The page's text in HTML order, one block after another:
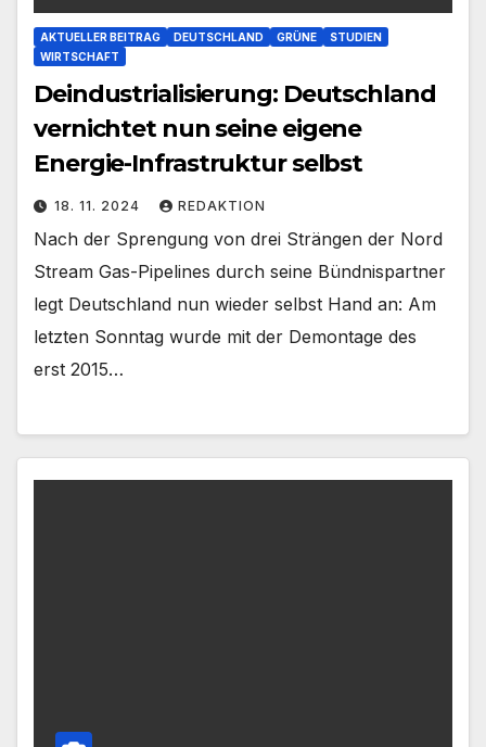
AKTUELLER BEITRAG DEUTSCHLAND GRÜNE
STUDIEN
WIRTSCHAFT
Deindustrialisierung: Deutschland
vernichtet nun seine eigene
Energie-Infrastruktur selbst
18. 11. 2024 REDAKTION
Nach der Sprengung von drei Strängen der Nord
Stream Gas-Pipelines durch seine Bündnispartner
legt Deutschland nun wieder selbst Hand an: Am
letzten Sonntag wurde mit der Demontage des
erst 2015…